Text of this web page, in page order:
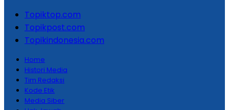
Topiktop.com
Topikpost.com
Topikindonesia.com
Home
Histori Media
Tim Redaksi
Kode Etik
Media Siber